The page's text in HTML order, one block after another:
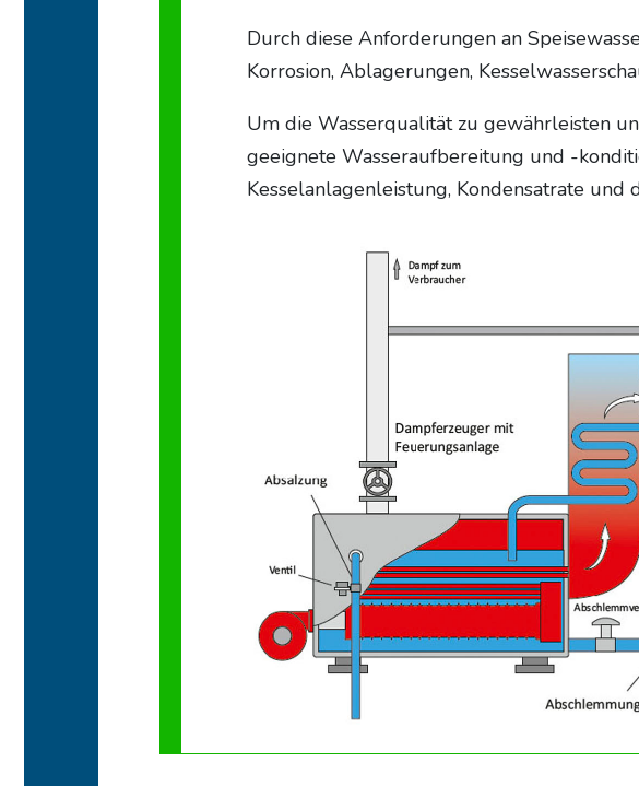
Durch diese Anforderungen an
Korrosion, Ablagerungen,
Um die Wasserqualität zu gewährleisten
geeignete Wasseraufbereitung und -
Kesselanlagenleistung, Kondensatrate und